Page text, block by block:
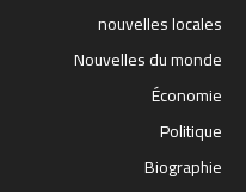
nouvelles locales
Nouvelles du monde
Économie
Politique
Biographie